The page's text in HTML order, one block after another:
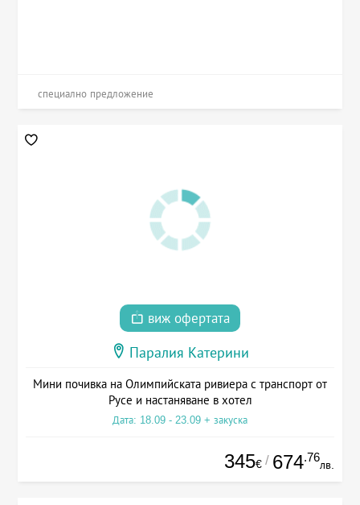
специално предложение
виж офертата
Паралия Катерини
Мини почивка на Олимпийската ривиера с транспорт от
Русе и настаняване в хотел
Дата: 18.09 - 23.09 + закуска
345€ / 674.76
лв.